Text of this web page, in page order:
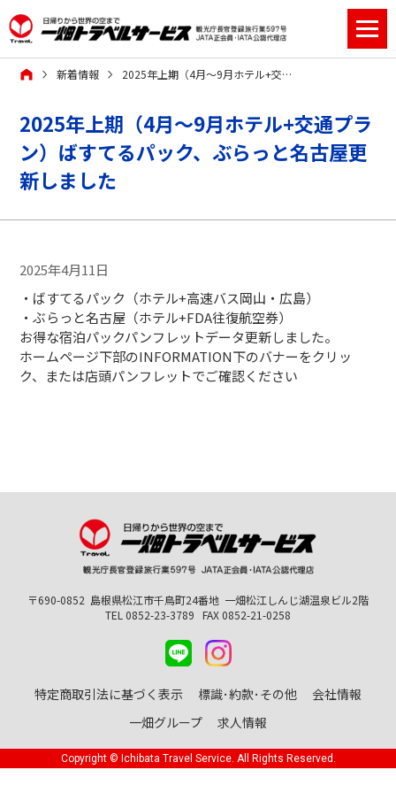
新着情報 2025年上期（4月～9月ホテル+交通プラン）ばすてるパック、ぶらっと名古屋更新しました
2025年上期（4月～9月ホテル+交通プラ
ン）ばすてるパック、ぶらっと名古屋更
新しました
2025年4月11日
・ばすてるパック（ホテル+高速バス岡山・広島）
・ぶらっと名古屋（ホテル+FDA往復航空券）
お得な宿泊パックパンフレットデータ更新しました。
ホームページ下部のINFORMATION下のバナーをクリッ
ク、または店頭パンフレットでご確認ください
〒690-0852 島根県松江市千鳥町24番地 一畑松江しんじ湖温泉ビル2階
TEL 0852-23-3789 FAX 0852-21-0258
特定商取引法に基づく表示 標識･約款･その他
会社情報
一畑グループ
求人情報
Copyright © Ichibata Travel Service. All Rights Reserved.